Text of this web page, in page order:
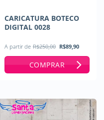
CARICATURA BOTECO
DIGITAL 0028
A partir de R$250,00 O
preço
original
era:
R$250,00.
R$89,90
atual
é:
COMPRAR